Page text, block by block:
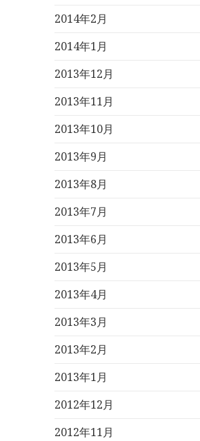
2014年2月
2014年1月
2013年12月
2013年11月
2013年10月
2013年9月
2013年8月
2013年7月
2013年6月
2013年5月
2013年4月
2013年3月
2013年2月
2013年1月
2012年12月
2012年11月